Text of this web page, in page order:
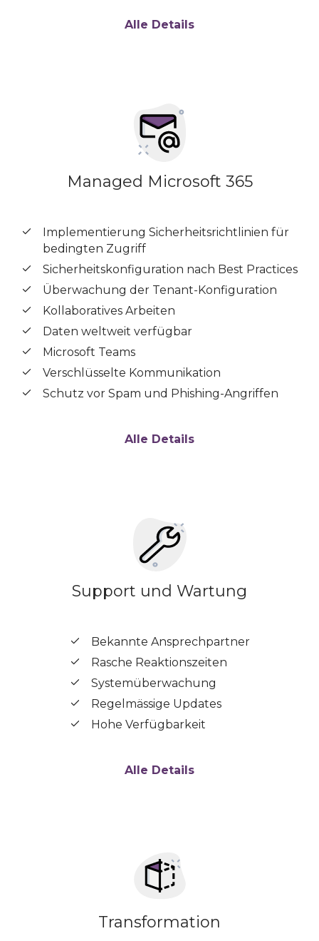
Alle Details
Managed Microsoft 365
Implementierung Sicherheitsrichtlinien für
bedingten Zugriff
Sicherheitskonfiguration nach Best Practices
Überwachung der Tenant-Konfiguration
Kollaboratives Arbeiten
Daten weltweit verfügbar
Microsoft Teams
Verschlüsselte Kommunikation
Schutz vor Spam und Phishing-Angriffen
Alle Details
Support und Wartung
Bekannte Ansprechpartner
Rasche Reaktionszeiten
Systemüberwachung
Regelmässige Updates
Hohe Verfügbarkeit
Alle Details
Transformation